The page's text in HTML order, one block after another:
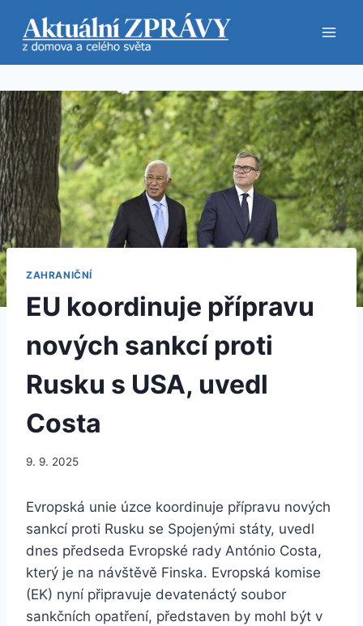
obsah
ZAHRANIČNÍ
EU koordinuje přípravu
nových sankcí proti
Rusku s USA, uvedl
Costa
9. 9. 2025
Evropská unie úzce koordinuje přípravu nových
sankcí proti Rusku se Spojenými státy, uvedl
dnes předseda Evropské rady António Costa,
který je na návštěvě Finska. Evropská komise
(EK) nyní připravuje devatenáctý soubor
sankčních opatření, představen by mohl být v